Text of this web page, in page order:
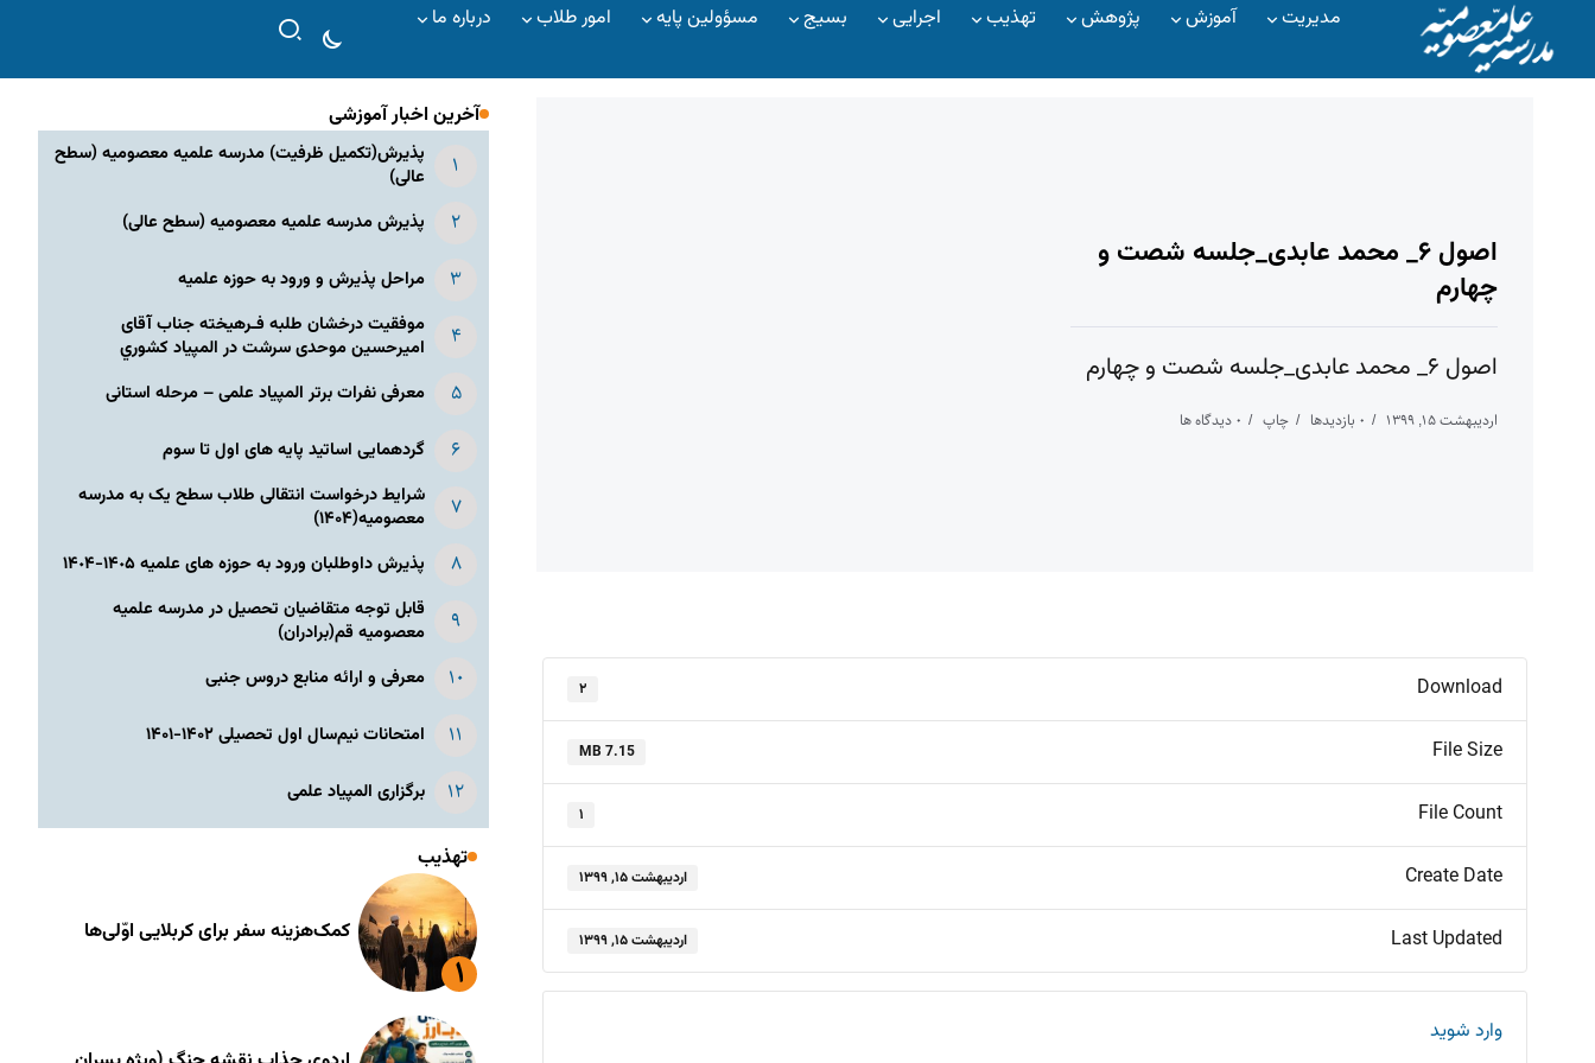
مدیریت آموزش پژوهش تهذیب اجرایی بسیج مسؤولین پایه امور طلاب درباره ما
اصول ۶_ محمد عابدی_جلسه شصت و
چهارم
اصول ۶_ محمد عابدی_جلسه شصت و چهارم
اردیبهشت ۱۵, ۱۳۹۹ ۰ بازدیدها چاپ ۰ دیدگاه ها
Download ۲
File Size
7.15 MB
File Count ۱
Create Date اردیبهشت ۱۵, ۱۳۹۹
Last Updated اردیبهشت ۱۵, ۱۳۹۹
وارد شوید
آخرین اخبار آموزشی
پذیرش(تکمیل ظرفیت) مدرسه علمیه معصومیه‌ (سطح
عالی)
پذیرش مدرسه علمیه معصومیه‌ (سطح عالی)
مراحل پذیرش و ورود به حوزه علمیه
موفقیت درخشان طلبه فـرهیخته جناب آقای
امیرحسین موحدی سرشت در المپياد كشوري
معرفی نفرات برتر المپیاد علمی – مرحله استانی
گردهمایی اساتید پایه های اول تا سوم
شرایط درخواست انتقالی طلاب سطح یک به مدرسه
معصومیه(۱۴۰۴)
پذیرش داوطلبان ورود به حوزه های علمیه ١۴٠۵-١۴٠۴
قابل توجه متقاضیان تحصیل در مدرسه علمیه
معصومیه قم(برادران)
معرفی و ارائه منابع دروس جنبی
امتحانات نیم‌سال اول تحصیلی ۱۴۰۲-۱۴۰۱
برگزاری المپیاد علمی
تهذیب
کمک‌هزینه سفر برای کربلایی اوّلی‌ها